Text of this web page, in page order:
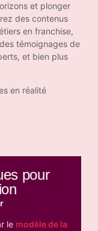
et plonger
des contenus
en franchise,
témoignages de
et bien plus
en réalité
pour
le modèle de la